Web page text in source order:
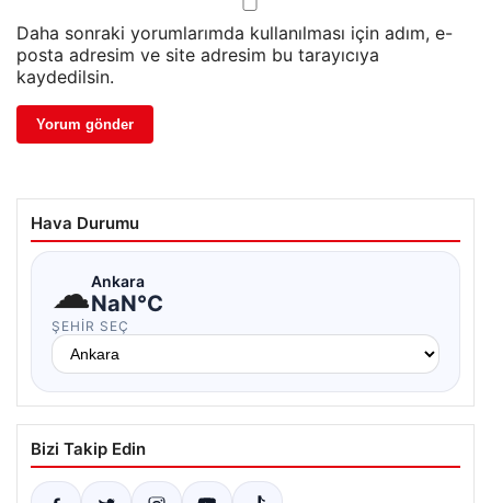
Daha sonraki yorumlarımda kullanılması için adım, e-
posta adresim ve site adresim bu tarayıcıya
kaydedilsin.
Hava Durumu
☁Ankara
NaN°C
ŞEHIR SEÇ
Bizi Takip Edin